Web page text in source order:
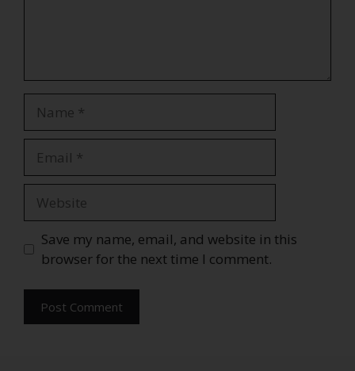
Save my name, email, and website in this
browser for the next time I comment.